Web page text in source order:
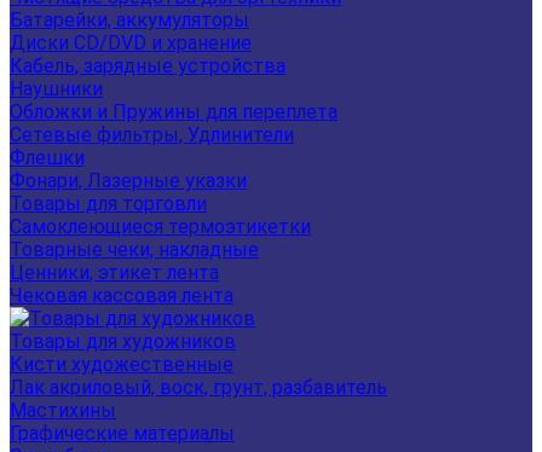
Батарейки, аккумуляторы
Диски CD/DVD и хранение
Кабель, зарядные устройства
Наушники
Обложки и Пружины для переплета
Сетевые фильтры, Удлинители
Флешки
Фонари, Лазерные указки
Товары для торговли
Самоклеющиеся термоэтикетки
Товарные чеки, накладные
Ценники, этикет лента
Чековая кассовая лента
Товары для художников
Кисти художественные
Лак акриловый, воск, грунт, разбавитель
Мастихины
Графические материалы